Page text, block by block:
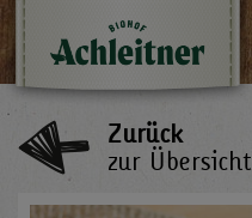
Zurück
zur Übersicht